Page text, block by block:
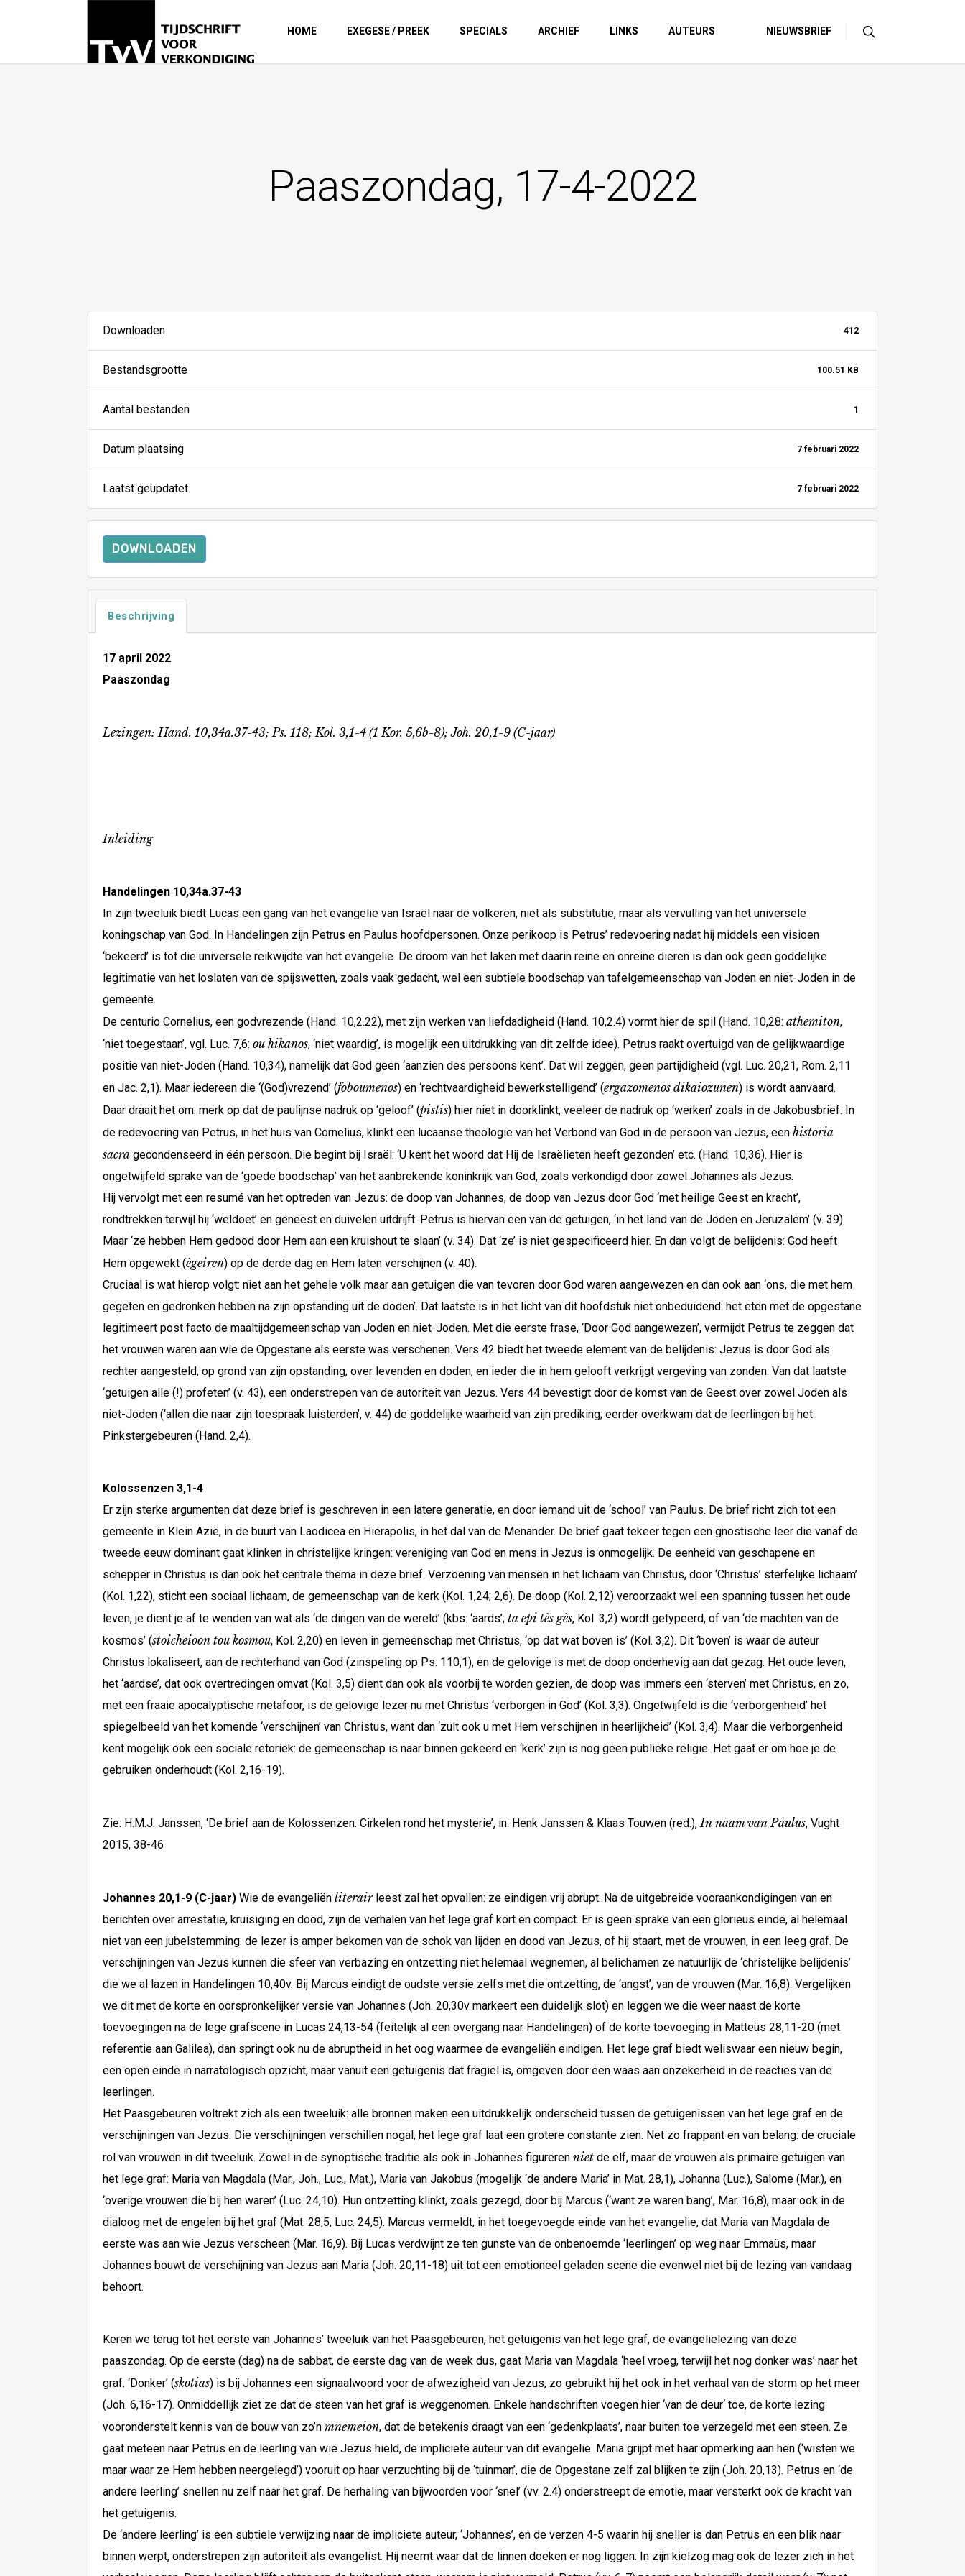
HOME EXEGESE / PREEK SPECIALS ARCHIEF LINKS AUTEURS NIEUWSBRIEF
Paaszondag, 17-4-2022
Downloaden 412
Bestandsgrootte 100.51 KB
Aantal bestanden 1
Datum plaatsing 7 februari 2022
Laatst geüpdatet 7 februari 2022
DOWNLOADEN
Beschrijving
17 april 2022
Paaszondag
Lezingen: Hand. 10,34a.37-43; Ps. 118; Kol. 3,1-4 (1 Kor. 5,6b-8); Joh. 20,1-9 (C-jaar)
Inleiding
Handelingen 10,34a.37-43
In zijn tweeluik biedt Lucas een gang van het evangelie van Israël naar de volkeren, niet als substitutie, maar als vervulling van het universele
koningschap van God. In Handelingen zijn Petrus en Paulus hoofdpersonen. Onze perikoop is Petrus’ redevoering nadat hij middels een visioen
‘bekeerd’ is tot die universele reikwijdte van het evangelie. De droom van het laken met daarin reine en onreine dieren is dan ook geen goddelijke
legitimatie van het loslaten van de spijswetten, zoals vaak gedacht, wel een subtiele boodschap van tafelgemeenschap van Joden en niet-Joden in de
gemeente.
De centurio Cornelius, een godvrezende (Hand. 10,2.22), met zijn werken van liefdadigheid (Hand. 10,2.4) vormt hier de spil (Hand. 10,28: athemiton,
‘niet toegestaan’, vgl. Luc. 7,6: ou hikanos, ‘niet waardig’, is mogelijk een uitdrukking van dit zelfde idee). Petrus raakt overtuigd van de gelijkwaardige
positie van niet-Joden (Hand. 10,34), namelijk dat God geen ‘aanzien des persoons kent’. Dat wil zeggen, geen partijdigheid (vgl. Luc. 20,21, Rom. 2,11
en Jac. 2,1). Maar iedereen die ‘(God)vrezend’ (foboumenos) en ‘rechtvaardigheid bewerkstelligend’ (ergazomenos dikaiozunen) is wordt aanvaard.
Daar draait het om: merk op dat de paulijnse nadruk op ‘geloof’ (pistis) hier niet in doorklinkt, veeleer de nadruk op ‘werken’ zoals in de Jakobusbrief. In
de redevoering van Petrus, in het huis van Cornelius, klinkt een lucaanse theologie van het Verbond van God in de persoon van Jezus, een historia
sacra gecondenseerd in één persoon. Die begint bij Israël: ‘U kent het woord dat Hij de Israëlieten heeft gezonden’ etc. (Hand. 10,36). Hier is
ongetwijfeld sprake van de ‘goede boodschap’ van het aanbrekende koninkrijk van God, zoals verkondigd door zowel Johannes als Jezus.
Hij vervolgt met een resumé van het optreden van Jezus: de doop van Johannes, de doop van Jezus door God ‘met heilige Geest en kracht’,
rondtrekken terwijl hij ‘weldoet’ en geneest en duivelen uitdrijft. Petrus is hiervan een van de getuigen, ‘in het land van de Joden en Jeruzalem’ (v. 39).
Maar ‘ze hebben Hem gedood door Hem aan een kruishout te slaan’ (v. 34). Dat ‘ze’ is niet gespecificeerd hier. En dan volgt de belijdenis: God heeft
Hem opgewekt (ègeiren) op de derde dag en Hem laten verschijnen (v. 40).
Cruciaal is wat hierop volgt: niet aan het gehele volk maar aan getuigen die van tevoren door God waren aangewezen en dan ook aan ‘ons, die met hem
gegeten en gedronken hebben na zijn opstanding uit de doden’. Dat laatste is in het licht van dit hoofdstuk niet onbeduidend: het eten met de opgestane
legitimeert post facto de maaltijdgemeenschap van Joden en niet-Joden. Met die eerste frase, ‘Door God aangewezen’, vermijdt Petrus te zeggen dat
het vrouwen waren aan wie de Opgestane als eerste was verschenen. Vers 42 biedt het tweede element van de belijdenis: Jezus is door God als
rechter aangesteld, op grond van zijn opstanding, over levenden en doden, en ieder die in hem gelooft verkrijgt vergeving van zonden. Van dat laatste
‘getuigen alle (!) profeten’ (v. 43), een onderstrepen van de autoriteit van Jezus. Vers 44 bevestigt door de komst van de Geest over zowel Joden als
niet-Joden (‘allen die naar zijn toespraak luisterden’, v. 44) de goddelijke waarheid van zijn prediking; eerder overkwam dat de leerlingen bij het
Pinkstergebeuren (Hand. 2,4).
Kolossenzen 3,1-4
Er zijn sterke argumenten dat deze brief is geschreven in een latere generatie, en door iemand uit de ‘school’ van Paulus. De brief richt zich tot een
gemeente in Klein Azië, in de buurt van Laodicea en Hiërapolis, in het dal van de Menander. De brief gaat tekeer tegen een gnostische leer die vanaf de
tweede eeuw dominant gaat klinken in christelijke kringen: vereniging van God en mens in Jezus is onmogelijk. De eenheid van geschapene en
schepper in Christus is dan ook het centrale thema in deze brief. Verzoening van mensen in het lichaam van Christus, door ‘Christus’ sterfelijke lichaam’
(Kol. 1,22), sticht een sociaal lichaam, de gemeenschap van de kerk (Kol. 1,24; 2,6). De doop (Kol. 2,12) veroorzaakt wel een spanning tussen het oude
leven, je dient je af te wenden van wat als ‘de dingen van de wereld’ (kbs: ‘aards’; ta epi tès gès, Kol. 3,2) wordt getypeerd, of van ‘de machten van de
kosmos’ (stoicheioon tou kosmou, Kol. 2,20) en leven in gemeenschap met Christus, ‘op dat wat boven is’ (Kol. 3,2). Dit ‘boven’ is waar de auteur
Christus lokaliseert, aan de rechterhand van God (zinspeling op Ps. 110,1), en de gelovige is met de doop onderhevig aan dat gezag. Het oude leven,
het ‘aardse’, dat ook overtredingen omvat (Kol. 3,5) dient dan ook als voorbij te worden gezien, de doop was immers een ‘sterven’ met Christus, en zo,
met een fraaie apocalyptische metafoor, is de gelovige lezer nu met Christus ‘verborgen in God’ (Kol. 3,3). Ongetwijfeld is die ‘verborgenheid’ het
spiegelbeeld van het komende ‘verschijnen’ van Christus, want dan ‘zult ook u met Hem verschijnen in heerlijkheid’ (Kol. 3,4). Maar die verborgenheid
kent mogelijk ook een sociale retoriek: de gemeenschap is naar binnen gekeerd en ‘kerk’ zijn is nog geen publieke religie. Het gaat er om hoe je de
gebruiken onderhoudt (Kol. 2,16-19).
Zie: H.M.J. Janssen, ‘De brief aan de Kolossenzen. Cirkelen rond het mysterie’, in: Henk Janssen & Klaas Touwen (red.),In naam van Paulus, Vught
2015, 38-46
Johannes 20,1-9 (C-jaar) Wie de evangeliën literairleest zal het opvallen: ze eindigen vrij abrupt. Na de uitgebreide vooraankondigingen van en
berichten over arrestatie, kruisiging en dood, zijn de verhalen van het lege graf kort en compact. Er is geen sprake van een glorieus einde, al helemaal
niet van een jubelstemming: de lezer is amper bekomen van de schok van lijden en dood van Jezus, of hij staart, met de vrouwen, in een leeg graf. De
verschijningen van Jezus kunnen die sfeer van verbazing en ontzetting niet helemaal wegnemen, al belichamen ze natuurlijk de ‘christelijke belijdenis’
die we al lazen in Handelingen 10,40v. Bij Marcus eindigt de oudste versie zelfs met die ontzetting, de ‘angst’, van de vrouwen (Mar. 16,8). Vergelijken
we dit met de korte en oorspronkelijker versie van Johannes (Joh. 20,30v markeert een duidelijk slot) en leggen we die weer naast de korte
toevoegingen na de lege grafscene in Lucas 24,13-54 (feitelijk al een overgang naar Handelingen) of de korte toevoeging in Matteüs 28,11-20 (met
referentie aan Galilea), dan springt ook nu de abruptheid in het oog waarmee de evangeliën eindigen. Het lege graf biedt weliswaar een nieuw begin,
een open einde in narratologisch opzicht, maar vanuit een getuigenis dat fragiel is, omgeven door een waas aan onzekerheid in de reacties van de
leerlingen.
Het Paasgebeuren voltrekt zich als een tweeluik: alle bronnen maken een uitdrukkelijk onderscheid tussen de getuigenissen van het lege graf en de
verschijningen van Jezus. Die verschijningen verschillen nogal, het lege graf laat een grotere constante zien. Net zo frappant en van belang: de cruciale
rol van vrouwen in dit tweeluik. Zowel in de synoptische traditie als ook in Johannes figureren niet de elf, maar de vrouwen als primaire getuigen van
het lege graf: Maria van Magdala (Mar., Joh., Luc., Mat.), Maria van Jakobus (mogelijk ‘de andere Maria’ in Mat. 28,1), Johanna (Luc.), Salome (Mar.), en
‘overige vrouwen die bij hen waren’ (Luc. 24,10). Hun ontzetting klinkt, zoals gezegd, door bij Marcus (‘want ze waren bang’, Mar. 16,8), maar ook in de
dialoog met de engelen bij het graf (Mat. 28,5, Luc. 24,5). Marcus vermeldt, in het toegevoegde einde van het evangelie, dat Maria van Magdala de
eerste was aan wie Jezus verscheen (Mar. 16,9). Bij Lucas verdwijnt ze ten gunste van de onbenoemde ‘leerlingen’ op weg naar Emmaüs, maar
Johannes bouwt de verschijning van Jezus aan Maria (Joh. 20,11-18) uit tot een emotioneel geladen scene die evenwel niet bij de lezing van vandaag
behoort.
Keren we terug tot het eerste van Johannes’ tweeluik van het Paasgebeuren, het getuigenis van het lege graf, de evangelielezing van deze
paaszondag. Op de eerste (dag) na de sabbat, de eerste dag van de week dus, gaat Maria van Magdala ‘heel vroeg, terwijl het nog donker was’ naar het
graf. ‘Donker’ (skotias) is bij Johannes een signaalwoord voor de afwezigheid van Jezus, zo gebruikt hij het ook in het verhaal van de storm op het meer
(Joh. 6,16-17). Onmiddellijk ziet ze dat de steen van het graf is weggenomen. Enkele handschriften voegen hier ‘van de deur‘ toe, de korte lezing
vooronderstelt kennis van de bouw van zo’n mnemeion, dat de betekenis draagt van een ‘gedenkplaats’, naar buiten toe verzegeld met een steen. Ze
gaat meteen naar Petrus en de leerling van wie Jezus hield, de impliciete auteur van dit evangelie. Maria grijpt met haar opmerking aan hen (‘wisten we
maar waar ze Hem hebben neergelegd’) vooruit op haar verzuchting bij de ‘tuinman’, die de Opgestane zelf zal blijken te zijn (Joh. 20,13). Petrus en ‘de
andere leerling’ snellen nu zelf naar het graf. De herhaling van bijwoorden voor ‘snel’ (vv. 2.4) onderstreept de emotie, maar versterkt ook de kracht van
het getuigenis.
De ‘andere leerling’ is een subtiele verwijzing naar de impliciete auteur, ‘Johannes’, en de verzen 4-5 waarin hij sneller is dan Petrus en een blik naar
binnen werpt, onderstrepen zijn autoriteit als evangelist. Hij neemt waar dat de linnen doeken er nog liggen. In zijn kielzog mag ook de lezer zich in het